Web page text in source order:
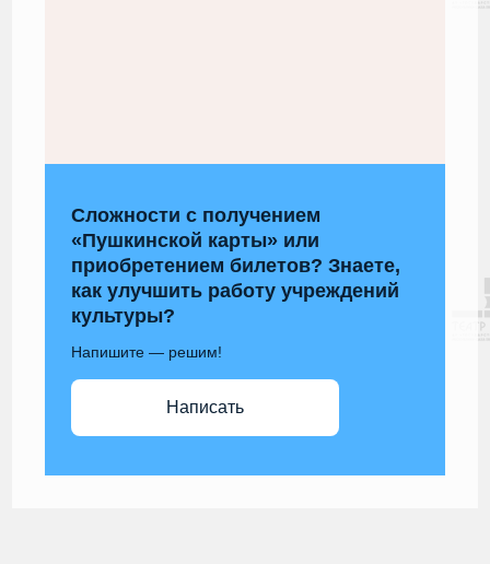
Сложности с получением
«Пушкинской карты» или
приобретением билетов? Знаете,
как улучшить работу учреждений
культуры?
Напишите — решим!
Написать